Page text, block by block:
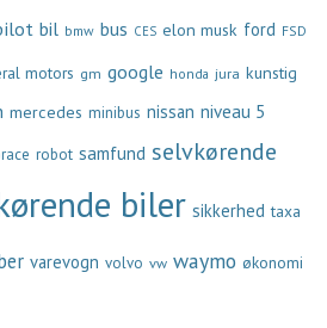
bil bmw bus CES elon musk ford FSD
motors gm google honda jura kunstig
mercedes minibus nissan niveau 5
robot samfund selvkørende
biler sikkerhed taxa
varevogn volvo vw waymo økonomi